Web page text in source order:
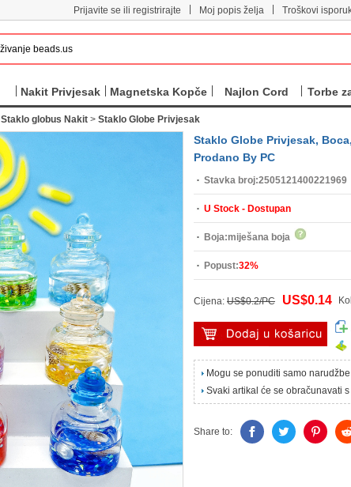
Prijavite se ili registrirajte Moj popis želja Troškovi
Nakit Privjesak Magnetska Kopče Najlon Cord Torbe
Staklo globus Nakit > Staklo Globe Privjesak
Staklo Globe Privjesak,
Prodano By PC
Stavka broj:2505121400221969
U Stock - Dostupan
Boja:miješana boja
Popust:32%
Cijena: US$0.2/PC US$0.14
Mogu se ponuditi samo
Svaki artikal će se obračunavati
Share to: